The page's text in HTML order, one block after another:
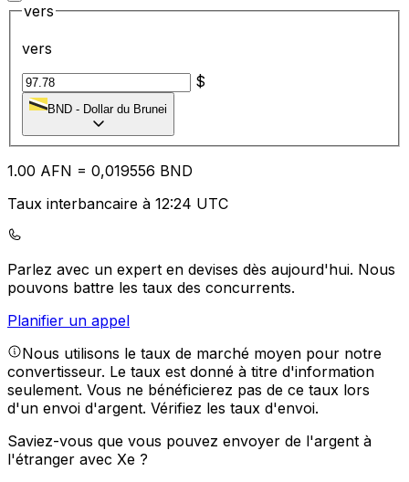
vers
vers
$
BND - Dollar du Brunei
1.00 AFN = 0,019556 BND
Taux interbancaire à 12:24 UTC
Parlez avec un expert en devises dès aujourd'hui. Nous
pouvons battre les taux des concurrents.
Planifier un appel
Nous utilisons le taux de marché moyen pour notre
convertisseur. Le taux est donné à titre d'information
seulement. Vous ne bénéficierez pas de ce taux lors
d'un envoi d'argent. Vérifiez les taux d'envoi.
Saviez-vous que vous pouvez envoyer de l'argent à
l'étranger avec Xe ?